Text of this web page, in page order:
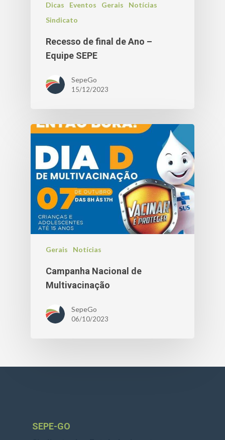
Dicas Eventos Gerais
Notícias
Sindicato
Recesso de final de Ano –
Equipe SEPE
SepeGo
15/12/2023
Gerais Notícias
Campanha Nacional de
Multivacinação
SepeGo
06/10/2023
SEPE-GO